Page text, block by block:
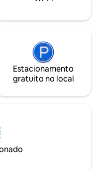
mar. O
uma
a
casa!
de
pequeños de la
limpieza completa de
de que desee
de limpieza
contacto con el
pago) Se admiten mascotas (solo perros)
aplicar cargos.
Estacionamento
gratuito no local